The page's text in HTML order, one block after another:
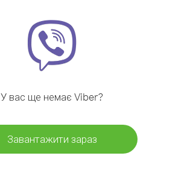
У вас ще немає Viber?
Завантажити зараз